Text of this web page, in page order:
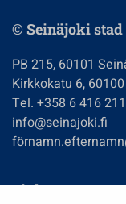
© Seinäjoki stad
PB 215, 60101
Kirkkokatu 6,
Tel. +358 6 416
info@seinajoki.fi
Links